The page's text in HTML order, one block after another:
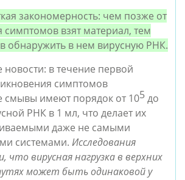
закономерность: чем позже от
симптомов взят материал, тем
обнаружить в нем вирусную РНК.
новости: в течение первой
симптомов
смывы имеют порядок от 105до
РНК в 1 мл, что делает их
даже не самыми
системами. Исследования
что вирусная нагрузка в верхних
может быть одинаковой у